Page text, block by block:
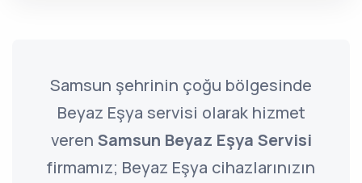
Samsun şehrinin çoğu bölgesinde
Beyaz Eşya servisi olarak hizmet
veren Samsun Beyaz Eşya Servisi
firmamız; Beyaz Eşya cihazlarınızın